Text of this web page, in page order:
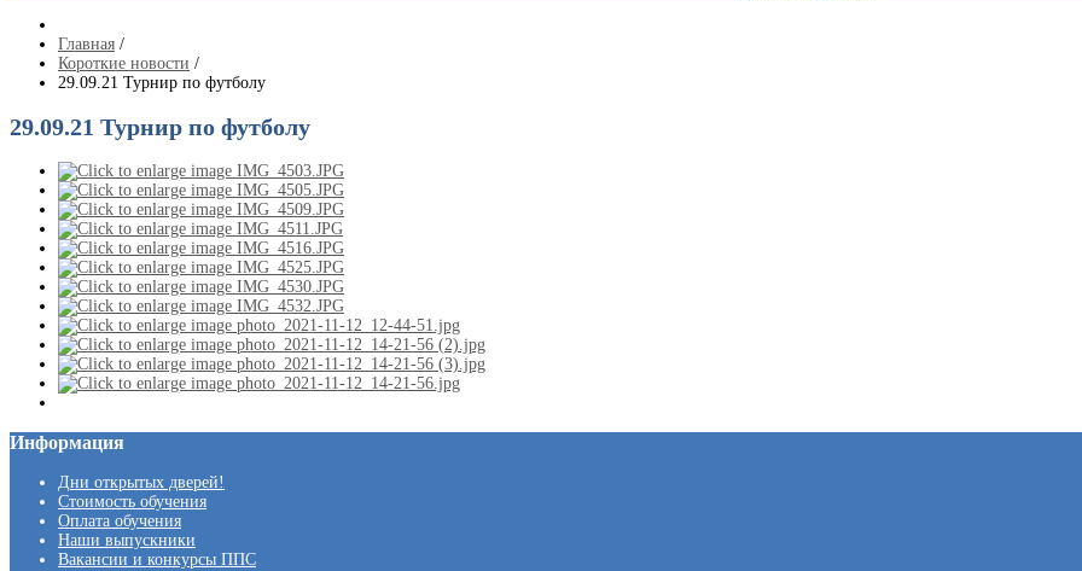
Главная /
Короткие новости /
29.09.21 Турнир по футболу
29.09.21 Турнир по футболу
Информация
Дни открытых дверей!
Стоимость обучения
Оплата обучения
Наши выпускники
Вакансии и конкурсы ППС